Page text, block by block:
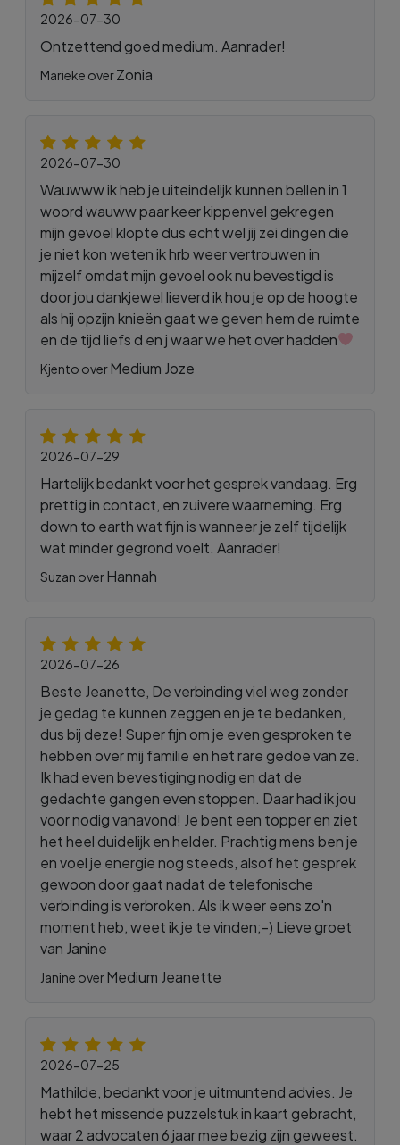
2026-07-30
Ontzettend goed medium. Aanrader!
Marieke overZonia
2026-07-30
Wauwww ik heb je uiteindelijk kunnen bellen in 1
woord wauww paar keer kippenvel gekregen
mijn gevoel klopte dus echt wel jij zei dingen die
je niet kon weten ik hrb weer vertrouwen in
mijzelf omdat mijn gevoel ook nu bevestigd is
door jou dankjewel lieverd ik hou je op de hoogte
als hij opzijn knieën gaat we geven hem de ruimte
en de tijd liefs d en j waar we het over hadden
Kjento overMedium Joze
2026-07-29
Hartelijk bedankt voor het gesprek vandaag. Erg
prettig in contact, en zuivere waarneming. Erg
down to earth wat fijn is wanneer je zelf tijdelijk
wat minder gegrond voelt. Aanrader!
Suzan overHannah
2026-07-26
Beste Jeanette, De verbinding viel weg zonder
je gedag te kunnen zeggen en je te bedanken,
dus bij deze! Super fijn om je even gesproken te
hebben over mij familie en het rare gedoe van ze.
Ik had even bevestiging nodig en dat de
gedachte gangen even stoppen. Daar had ik jou
voor nodig vanavond! Je bent een topper en ziet
het heel duidelijk en helder. Prachtig mens ben je
en voel je energie nog steeds, alsof het gesprek
gewoon door gaat nadat de telefonische
verbinding is verbroken. Als ik weer eens zo'n
moment heb, weet ik je te vinden;-) Lieve groet
van Janine
Janine overMedium Jeanette
2026-07-25
Mathilde, bedankt voor je uitmuntend advies. Je
hebt het missende puzzelstuk in kaart gebracht,
waar 2 advocaten 6 jaar mee bezig zijn geweest.